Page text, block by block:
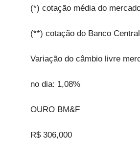
(*) cotação média do
(**) cotação do Banco Central
Variação do câmbio livre
no dia: 1,08%
OURO BM&F
R$ 306,000